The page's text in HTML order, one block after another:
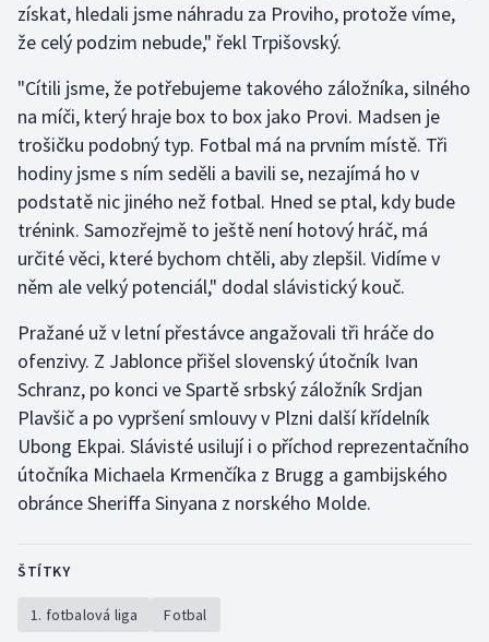
Plážový volejbal
Ragby
Rychlobruslení
Rychlostní kanoistika
Short track
Sportovní střelba
Stolní tenis
Triatlon
Veslování
Vodní slalom
Ostatní
získat, hledali jsme náhradu za Proviho, protože víme,
že celý podzim nebude," řekl Trpišovský.
"Cítili jsme, že potřebujeme takového záložníka, silného
na míči, který hraje box to box jako Provi. Madsen je
trošičku podobný typ. Fotbal má na prvním místě. Tři
hodiny jsme s ním seděli a bavili se, nezajímá ho v
podstatě nic jiného než fotbal. Hned se ptal, kdy bude
trénink. Samozřejmě to ještě není hotový hráč, má
určité věci, které bychom chtěli, aby zlepšil. Vidíme v
něm ale velký potenciál," dodal slávistický kouč.
Pražané už v letní přestávce angažovali tři hráče do
ofenzivy. Z Jablonce přišel slovenský útočník Ivan
Schranz, po konci ve Spartě srbský záložník Srdjan
Plavšič a po vypršení smlouvy v Plzni další křídelník
Ubong Ekpai. Slávisté usilují i o příchod reprezentačního
útočníka Michaela Krmenčíka z Brugg a gambijského
obránce Sheriffa Sinyana z norského Molde.
ŠTÍTKY
1. fotbalová liga Fotbal